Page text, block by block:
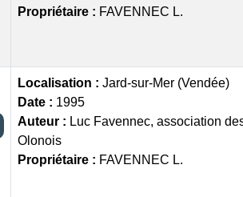
Propriétaire : FAVENNEC L.
Localisation : Jard-sur-Mer (Vendée)
Date : 1995
Auteur : Luc Favennec, association
Olonois
Propriétaire : FAVENNEC L.